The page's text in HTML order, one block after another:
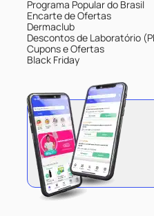
Programa Popular do Brasil
Encarte de Ofertas
Dermaclub
Descontos de Laboratório
Cupons e Ofertas
Black Friday